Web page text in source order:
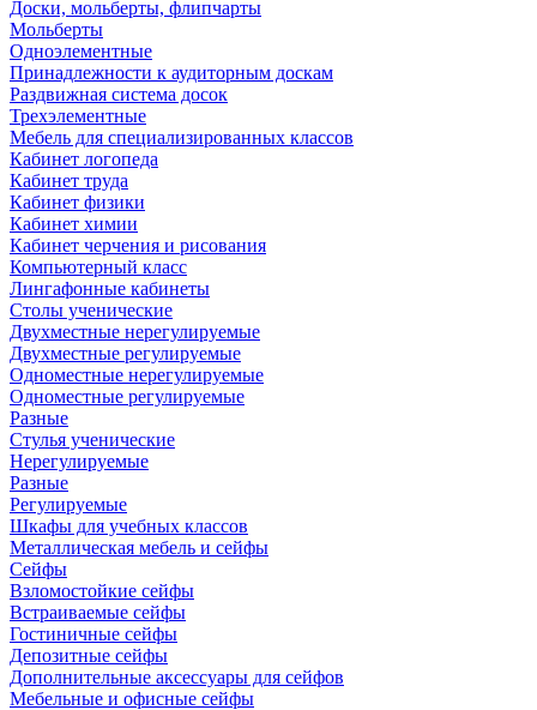
Доски, мольберты, флипчарты
Мольберты
Одноэлементные
Принадлежности к аудиторным доскам
Раздвижная система досок
Трехэлементные
Мебель для специализированных классов
Кабинет логопеда
Кабинет труда
Кабинет физики
Кабинет химии
Кабинет черчения и рисования
Компьютерный класс
Лингафонные кабинеты
Столы ученические
Двухместные нерегулируемые
Двухместные регулируемые
Одноместные нерегулируемые
Одноместные регулируемые
Разные
Стулья ученические
Нерегулируемые
Разные
Регулируемые
Шкафы для учебных классов
Металлическая мебель и сейфы
Сейфы
Взломостойкие сейфы
Встраиваемые сейфы
Гостиничные сейфы
Депозитные сейфы
Дополнительные аксессуары для сейфов
Мебельные и офисные сейфы